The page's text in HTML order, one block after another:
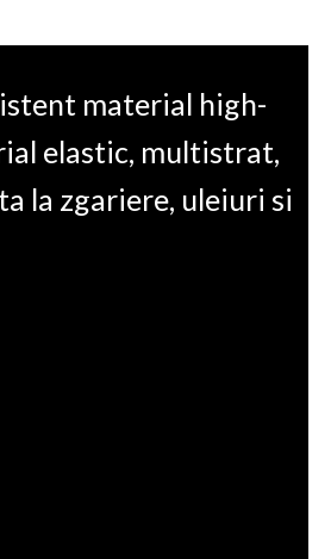
quantity
material high-
elastic, multistrat,
la zgariere, uleiuri si